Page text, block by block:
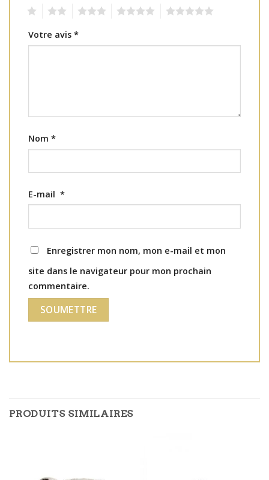
Votre avis *
Nom *
E-mail *
Enregistrer mon nom, mon e-mail et mon
site dans le navigateur pour mon prochain
commentaire.
PRODUITS SIMILAIRES